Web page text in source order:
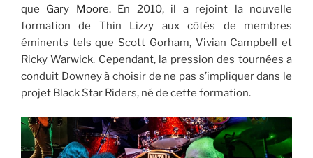
que Gary Moore. En 2010, il a rejoint la nouvelle
formation de Thin Lizzy aux côtés de membres
éminents tels que Scott Gorham, Vivian Campbell et
Ricky Warwick. Cependant, la pression des tournées a
conduit Downey à choisir de ne pas s’impliquer dans le
projet Black Star Riders, né de cette formation.